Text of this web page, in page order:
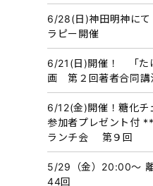
6/28(日)神田明神にて
ラピー開催
6/21(日)開催！ 「た
画 第２回著者合同講
6/12(金)開催！糖化チ
参加者プレゼント付
ランチ会 第９回
5/29（金）20:00〜
44回